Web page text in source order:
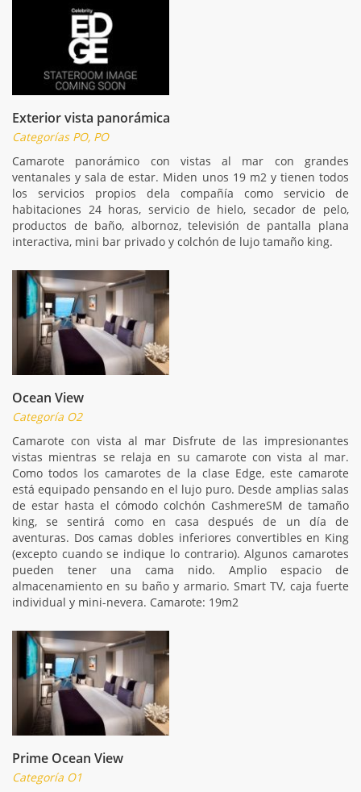
Exterior vista panorámica
Categorías PO, PO
Camarote panorámico con vistas al mar con grandes
ventanales y sala de estar. Miden unos 19 m2 y tienen todos
los servicios propios dela compañía como servicio de
habitaciones 24 horas, servicio de hielo, secador de pelo,
productos de baño, albornoz, televisión de pantalla plana
interactiva, mini bar privado y colchón de lujo tamaño king.
Ocean View
Categoría O2
Camarote con vista al mar Disfrute de las impresionantes
vistas mientras se relaja en su camarote con vista al mar.
Como todos los camarotes de la clase Edge, este camarote
está equipado pensando en el lujo puro. Desde amplias salas
de estar hasta el cómodo colchón CashmereSM de tamaño
king, se sentirá como en casa después de un día de
aventuras. Dos camas dobles inferiores convertibles en King
(excepto cuando se indique lo contrario). Algunos camarotes
pueden tener una cama nido. Amplio espacio de
almacenamiento en su baño y armario. Smart TV, caja fuerte
individual y mini-nevera. Camarote: 19m2
Prime Ocean View
Categoría O1